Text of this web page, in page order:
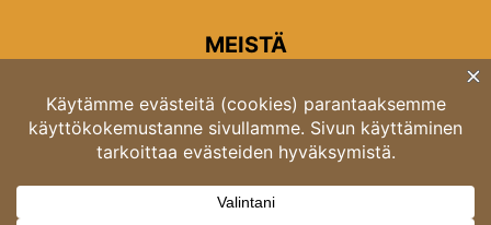
MEISTÄ
Rondon toimitus
Opastinsilta 6A 00520 Helsinki
Asiakaspalvelu: puh. 03 4246 5318
asiakaspalvelu@rondo.fi
Ota meihin yhteyttä:toimitus@rondo.fi